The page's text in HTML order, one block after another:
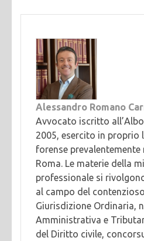
Alessandro Romano
Avvocato iscritto
2005, esercito in proprio
forense
Roma. Le materie della
professionale si
al campo del
Giurisdizione Ordinaria,
Amministrativa e
del Diritto civile,